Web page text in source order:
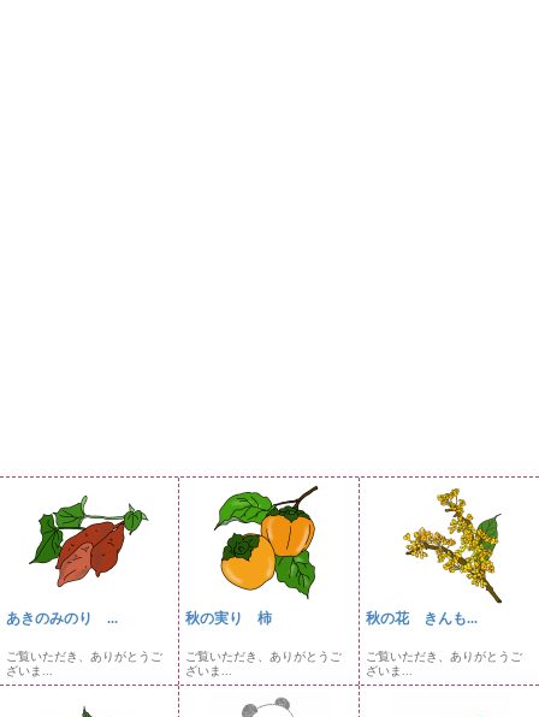
あきのみのり ...
ご覧いただき、ありがとうご
ざいま...
秋の実り 柿
ご覧いただき、ありがとうご
ざいま...
秋の花 きんも...
ご覧いただき、ありがとうご
ざいま...